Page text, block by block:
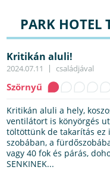
PARK HOTEL
Kritikán aluli!
2024.07.11 családjával
Szörnyű
Kritikán aluli a hely,
ventilátort is könyörgés
töltöttünk de takarítás ez
szobában, a
vagy 40 fok és párás,
SENKINEK...